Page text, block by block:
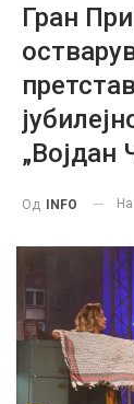
Гран
„Војдан
Од INFO На